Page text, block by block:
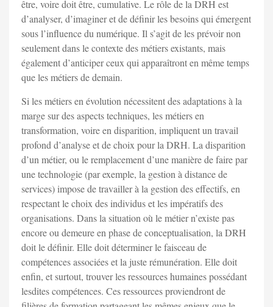
être, voire doit être, cumulative. Le rôle de la DRH est
d’analyser, d’imaginer et de définir les besoins qui émergent
sous l’influence du numérique. Il s’agit de les prévoir non
seulement dans le contexte des métiers existants, mais
également d’anticiper ceux qui apparaîtront en même temps
que les métiers de demain.
Si les métiers en évolution nécessitent des adaptations à la
marge sur des aspects techniques, les métiers en
transformation, voire en disparition, impliquent un travail
profond d’analyse et de choix pour la DRH. La disparition
d’un métier, ou le remplacement d’une manière de faire par
une technologie (par exemple, la gestion à distance de
services) impose de travailler à la gestion des effectifs, en
respectant le choix des individus et les impératifs des
organisations. Dans la situation où le métier n’existe pas
encore ou demeure en phase de conceptualisation, la DRH
doit le définir. Elle doit déterminer le faisceau de
compétences associées et la juste rémunération. Elle doit
enfin, et surtout, trouver les ressources humaines possédant
lesdites compétences. Ces ressources proviendront de